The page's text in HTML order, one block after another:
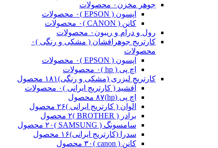
جوهر مخزن ۰ محصولات
اپسون ( EPSON )
۰ محصولات
کانن ( CANON )
۰ محصولات
رول و درام و ریبون ۰ محصولات
کارتریج جوهرافشان ( مشکی و رنگی )۰
محصولات
اپسون ( EPSON )
۰ محصولات
اچ پی ( hp )
۰ محصولات
کارتریج لیزری (مشکی و رنگی)۱۸۱ محصول
آفشید ( کارتریج ایرانی )۰ محصولات
اچ پی (hp)
۸۷ محصول
الوان ( کارتریج ایرانی )۲۶ محصول
برادر ( BROTHER )
۲ محصول
سامسونگ ( SAMSUNG )
۲۰ محصول
سدرا (کارتریج ایرانی)۱۶ محصول
کانن ( canon )
۳۰ محصول